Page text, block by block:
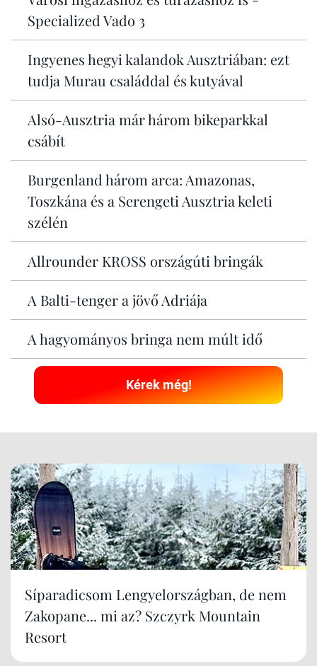
Specialized Vado 3
Ingyenes hegyi kalandok Ausztriában: ezt
tudja Murau családdal és kutyával
Alsó-Ausztria már három bikeparkkal
csábít
Burgenland három arca: Amazonas,
Toszkána és a Serengeti Ausztria keleti
szélén
Allrounder KROSS országúti bringák
A Balti-tenger a jövő Adriája
A hagyományos bringa nem múlt idő
Kérek még!
Síparadicsom Lengyelországban, de nem
Zakopane... mi az? Szczyrk Mountain
Resort